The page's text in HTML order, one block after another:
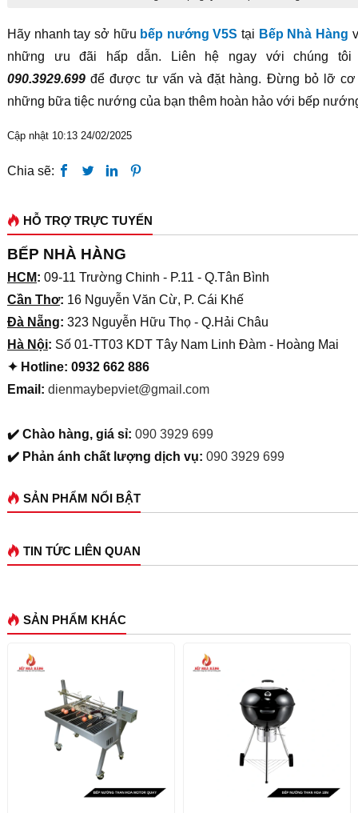
Hãy nhanh tay sở hữu bếp nướng V5S tại Bếp Nhà Hàng
những ưu đãi hấp dẫn. Liên hệ ngay với chúng tôi
090.3929.699để được tư vấn và đặt hàng. Đừng bỏ lỡ cơ
những bữa tiệc nướng của bạn thêm hoàn hảo với bếp
Cập nhật 10:13 24/02/2025
Chia sẽ:
HỖ TRỢ TRỰC TUYẾN
BẾP NHÀ HÀNG
HCM: 09-11 Trường Chinh - P.11 - Q.Tân Bình
Cần Thơ: 16 Nguyễn Văn Cừ, P. Cái Khế
Đà Nẵng: 323 Nguyễn Hữu Thọ - Q.Hải Châu
Hà Nội: Số 01-TT03 KDT Tây Nam Linh Đàm - Hoàng Mai
✦ Hotline: 0932 662 886
Email: dienmaybepviet@gmail.com
✔️ Chào hàng, giá sỉ: 090 3929 699
✔️ Phản ánh chất lượng dịch vụ: 090 3929 699
SẢN PHẨM NỔI BẬT
TIN TỨC LIÊN QUAN
SẢN PHẨM KHÁC